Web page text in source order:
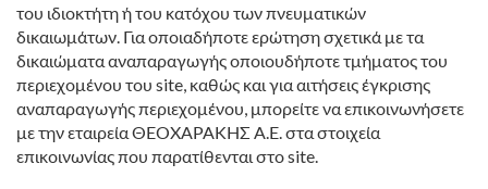
του ιδιοκτήτη ή του κατόχου των πνευματικών
δικαιωμάτων. Για οποιαδήποτε ερώτηση σχετικά με τα
δικαιώματα αναπαραγωγής οποιουδήποτε τμήματος του
περιεχομένου του site, καθώς και για αιτήσεις έγκρισης
αναπαραγωγής περιεχομένου, μπορείτε να επικοινωνήσετε
με την εταιρεία ΘΕΟΧΑΡΑΚΗΣ Α.Ε. στα στοιχεία
επικοινωνίας που παρατίθενται στο site.